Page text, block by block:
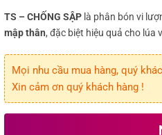
TS – CHỐNG SẬPlà phân bón vi
mập thân, đặc biệt hiệu quả cho lúa
Mọi nhu cầu mua hàng, quý
Xin cảm ơn quý khách hàng !